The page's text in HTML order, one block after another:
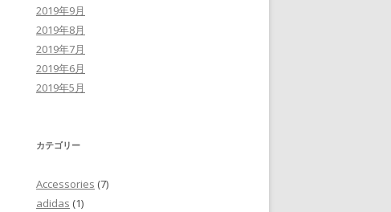
2019年9月
2019年8月
2019年7月
2019年6月
2019年5月
カテゴリー
Accessories (7)
adidas (1)